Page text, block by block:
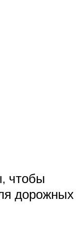
чтобы
дорожных